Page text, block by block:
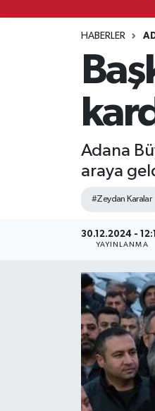
HABERLER
Adana
araya
#Zeydan Karalar
30.12.2024 -
YAYINLANMA
Haber Arşivi